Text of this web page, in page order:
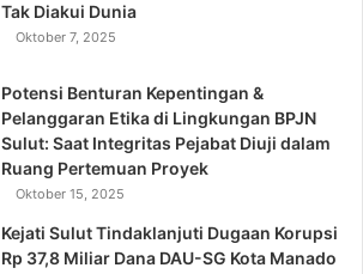
Tak Diakui Dunia
Oktober 7, 2025
Potensi Benturan Kepentingan &
Pelanggaran Etika di Lingkungan BPJN
Sulut: Saat Integritas Pejabat Diuji dalam
Ruang Pertemuan Proyek
Oktober 15, 2025
Kejati Sulut Tindaklanjuti Dugaan Korupsi
Rp 37,8 Miliar Dana DAU-SG Kota Manado